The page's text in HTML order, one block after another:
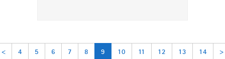
< 4 5 6 7 8 9 10 11 12 13 14 >